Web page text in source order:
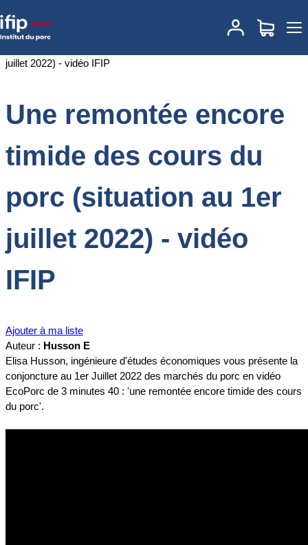
Accueil
Une remontée encore timide des cours
du porc (situation au 1er juillet 2022) - vidéo IFIP
Une remontée encore
timide des cours du
porc (situation au 1er
juillet 2022) - vidéo
IFIP
Ajouter à ma liste
Auteur : Husson E
Elisa Husson, ingénieure d'études économiques vous présente la
conjoncture au 1er Juillet 2022 des marchés du porc en vidéo
EcoPorc de 3 minutes 40 : 'une remontée encore timide des cours
du porc'.